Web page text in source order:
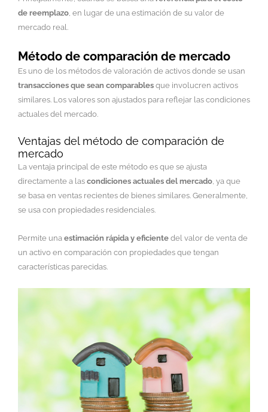
de reemplazo , en lugar de una estimación de su valor de
mercado real.
Método de comparación de mercado
Es uno de los métodos de valoración de activos donde se usan
transacciones que sean comparables que involucren activos
similares. Los valores son ajustados para reflejar las condiciones
actuales del mercado.
Ventajas del método de comparación de
mercado
La ventaja principal de este método es que se ajusta
directamente a las condiciones actuales del mercado, ya que
se basa en ventas recientes de bienes similares. Generalmente,
se usa con propiedades residenciales.
Permite una estimación rápida y eficiente del valor de venta de
un activo en comparación con propiedades que tengan
características parecidas.